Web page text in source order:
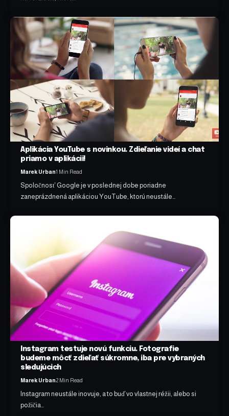
Aplikácia YouTube s novinkou. Zdieľanie videí a chat
priamo v aplikácii!
Marek Urban1 Min Read
Spoločnosť Google je v poslednej dobe poriadne
zaneprázdnená aplikáciou YouTube, ktorú neustále…
Instagram testuje novú funkciu. Fotografie
budeme môcť zdieľať súkromne, iba pre vybraných
sledujúcich
Marek Urban2 Min Read
Instagram neustále inovuje, a to buď vo vlastnej réžii, alebo si
požičia…